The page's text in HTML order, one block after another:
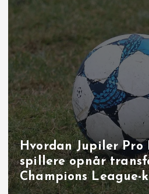
Målbrag i runde 40:
udladninger i
og på Joseph Marien